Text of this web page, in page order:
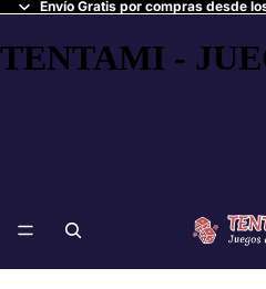
Envío Gratis por compras desde
TENTAMI -